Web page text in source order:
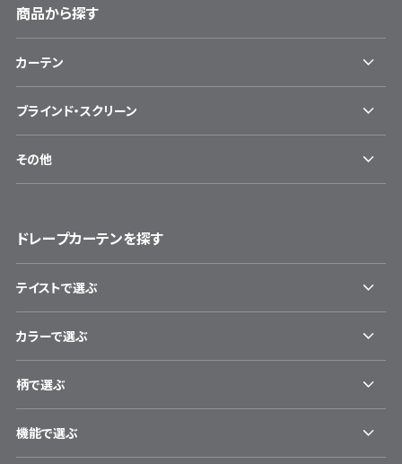
商品から探す
カーテン
ブラインド・スクリーン
その他
ドレープカーテンを探す
テイストで選ぶ
カラーで選ぶ
柄で選ぶ
機能で選ぶ